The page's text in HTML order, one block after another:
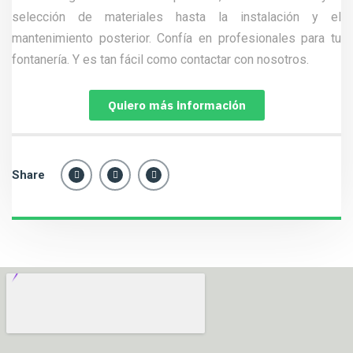
selección de materiales hasta la instalación y el
mantenimiento posterior. Confía en profesionales para tu
fontanería. Y es tan fácil como contactar con nosotros.
Quiero más información
Share